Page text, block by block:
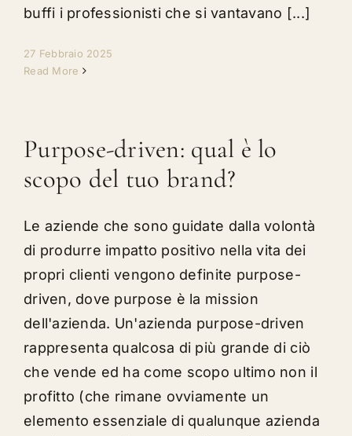
buffi i professionisti che si vantavano [...]
27 Febbraio 2025
Read More
Purpose-driven: qual è lo
scopo del tuo brand?
Le aziende che sono guidate dalla volontà
di produrre impatto positivo nella vita dei
propri clienti vengono definite purpose-
driven, dove purpose è la mission
dell'azienda. Un'azienda purpose-driven
rappresenta qualcosa di più grande di ciò
che vende ed ha come scopo ultimo non il
profitto (che rimane ovviamente un
elemento essenziale di qualunque azienda